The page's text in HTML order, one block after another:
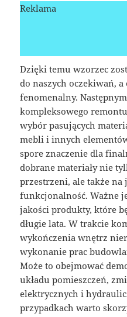
Reklama
Dzięki temu wzorzec
do naszych oczekiwań,
fenomenalny.
kompleksowego
wybór pasujących
mebli i innych
spore znaczenie dla
dobrane materiały nie
przestrzeni, ale także na
funkcjonalność. Ważne
jakości produkty, które
długie lata. W trakcie
wykończenia wnętrz
wykonanie prac
Może to obejmować
układu pomieszczeń,
elektrycznych i
przypadkach warto